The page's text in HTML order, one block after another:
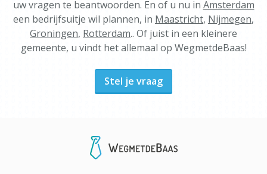
uw vragen te beantwoorden. En of u nu in Amsterdam
een bedrijfsuitje wil plannen, in Maastricht, Nijmegen,
Groningen, Rotterdam.. Of juist in een kleinere
gemeente, u vindt het allemaal op WegmetdeBaas!
Stel je vraag